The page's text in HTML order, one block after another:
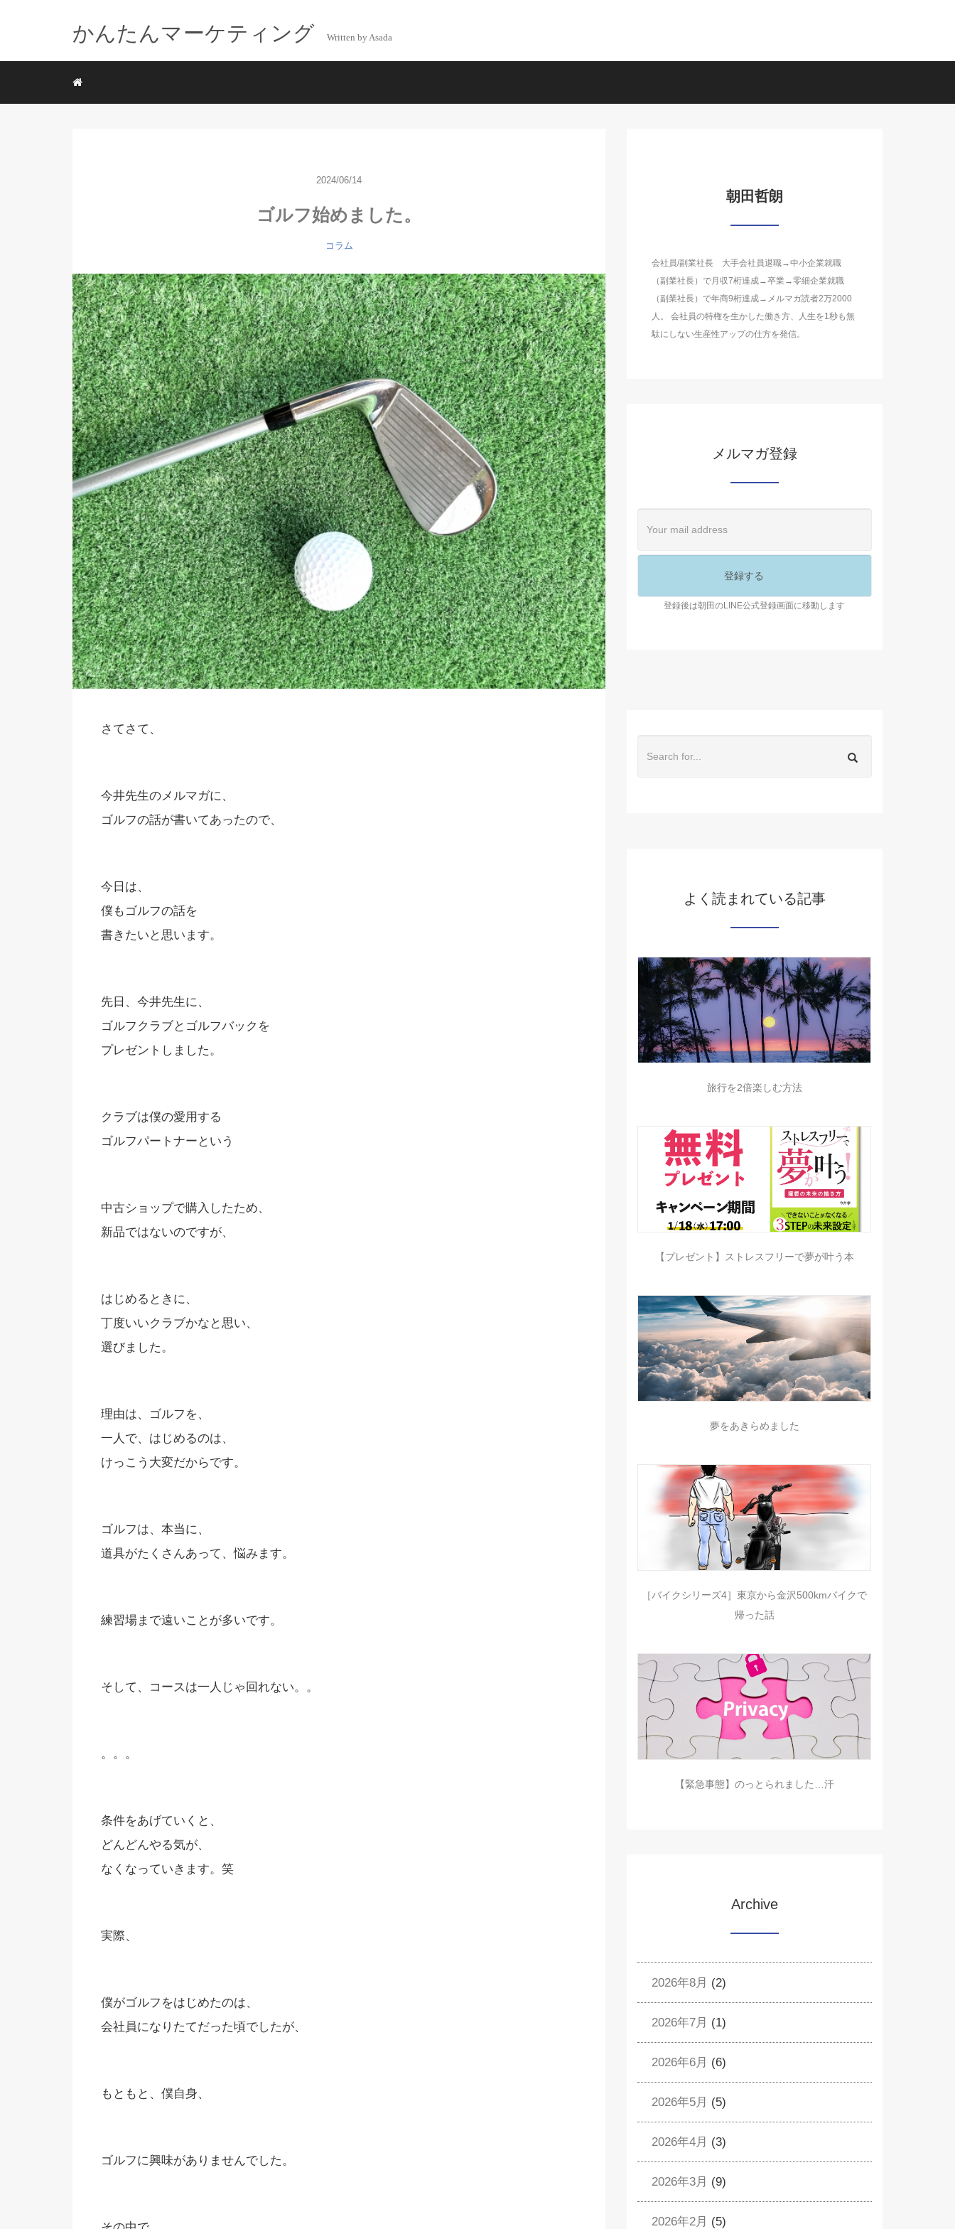
かんたんマーケティング Written by Asada
2024/06/14
ゴルフ始めました。
コラム
さてさて、
今井先生のメルマガに、
ゴルフの話が書いてあったので、
今日は、
僕もゴルフの話を
書きたいと思います。
先日、今井先生に、
ゴルフクラブとゴルフバックを
プレゼントしました。
クラブは僕の愛用する
ゴルフパートナーという
中古ショップで購入したため、
新品ではないのですが、
はじめるときに、
丁度いいクラブかなと思い、
選びました。
理由は、ゴルフを、
一人で、はじめるのは、
けっこう大変だからです。
ゴルフは、本当に、
道具がたくさんあって、悩みます。
練習場まで遠いことが多いです。
そして、コースは一人じゃ回れない。。
。。。
条件をあげていくと、
どんどんやる気が、
なくなっていきます。笑
実際、
僕がゴルフをはじめたのは、
会社員になりたてだった頃でしたが、
もともと、僕自身、
ゴルフに興味がありませんでした。
朝田哲朗
会社員/副業社長 大手会社員退職→中小企業就職
（副業社長）で月収7桁達成→卒業→零細企業就職
（副業社長）で年商9桁達成→メルマガ読者2万2000
人。 会社員の特権を生かした働き方、人生を1秒も無
駄にしない生産性アップの仕方を発信。
メルマガ登録
登録後は朝田のLINE公式登録画面に移動します
よく読まれている記事
旅行を2倍楽しむ方法
【プレゼント】ストレスフリーで夢が叶う本
夢をあきらめました
［バイクシリーズ4］東京から金沢500kmバイクで
帰った話
【緊急事態】のっとられました…汗
Archive
2026年8月 (2)
2026年7月 (1)
2026年6月 (6)
2026年5月 (5)
2026年4月 (3)
2026年3月 (9)
2026年2月 (5)